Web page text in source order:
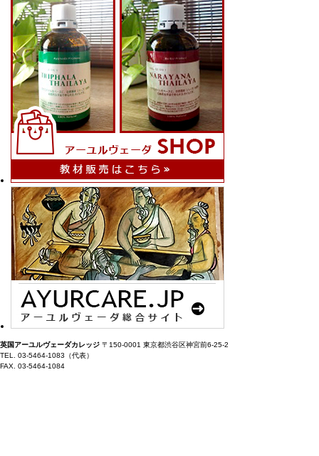
英国アーユルヴェーダカレッジ 〒150-0001 東京都渋谷区神宮前6-25-2
TEL. 03-5464-1083（代表）
FAX. 03-5464-1084